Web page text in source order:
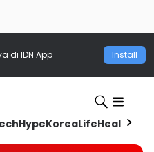
di IDN App Install
HypeKoreaLifeHealth